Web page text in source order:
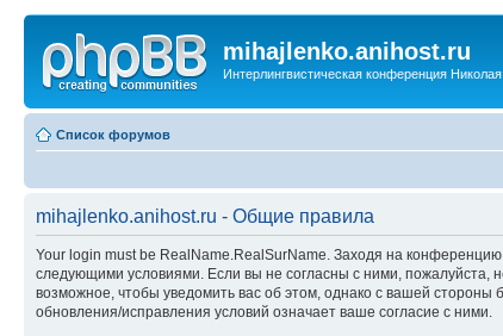
mihajlenko.anihost.ru
Интерлингвистическая конференция
Список форумов
mihajlenko.anihost.ru - Общие правила
Your login must be RealName.RealSurName. Заходя на
следующими условиями. Если вы не согласны с ними, пожалуйста,
возможное, чтобы уведомить вас об этом, однако с вашей
обновления/исправления условий означает ваше согласие с ними.